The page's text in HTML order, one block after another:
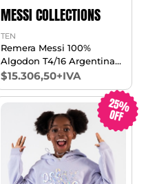
MESSI COLLECTIONS
TEN
Remera Messi 100%
Algodon T4/16 Argentina
Mundial
$15.306,50+IVA
25%
OFF